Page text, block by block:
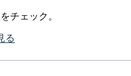
チェック。
る